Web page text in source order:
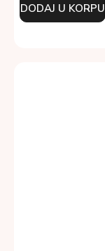
DODAJ U KORPU